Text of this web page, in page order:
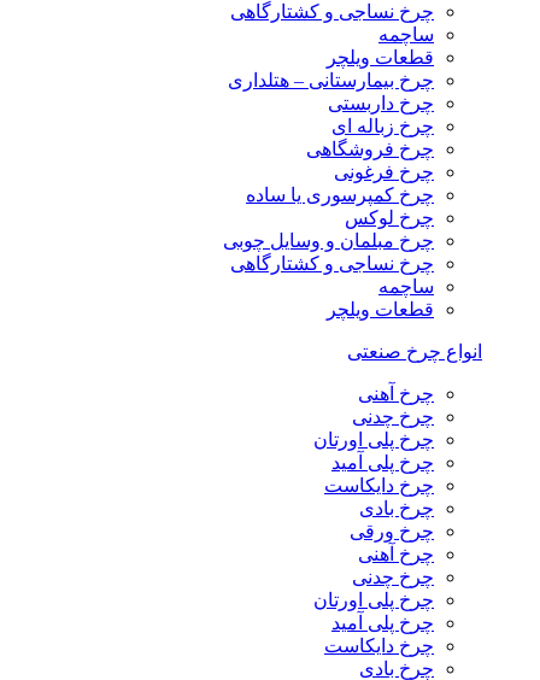
چرخ نساجی و کشتارگاهی
ساچمه
قطعات ویلچر
چرخ بیمارستانی – هتلداری
چرخ داربستی
چرخ زباله ای
چرخ فروشگاهی
چرخ فرغونی
چرخ کمپرسوری یا ساده
چرخ لوکس
چرخ مبلمان و وسایل چوبی
چرخ نساجی و کشتارگاهی
ساچمه
قطعات ویلچر
انواع چرخ صنعتی
چرخ آهنی
چرخ چدنی
چرخ پلی اورتان
چرخ پلی آمید
چرخ دایکاست
چرخ بادی
چرخ ورقی
چرخ آهنی
چرخ چدنی
چرخ پلی اورتان
چرخ پلی آمید
چرخ دایکاست
چرخ بادی